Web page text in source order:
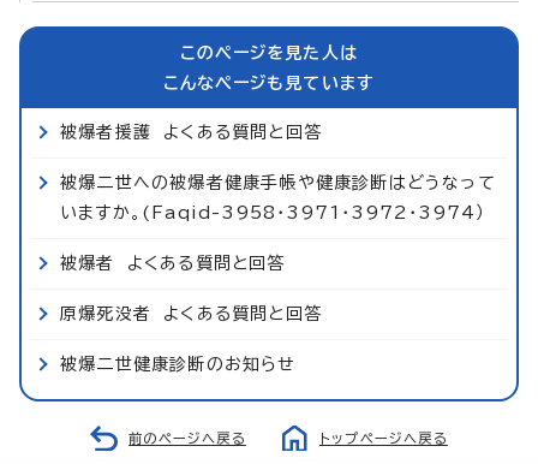
このページを見た人は
こんなページも見ています
被爆者援護 よくある質問と回答
被爆二世への被爆者健康手帳や健康診断はどうなって
いますか。(Faqid-3958・3971・3972・3974）
被爆者 よくある質問と回答
原爆死没者 よくある質問と回答
被爆二世健康診断のお知らせ
前のページへ戻る トップページへ戻る